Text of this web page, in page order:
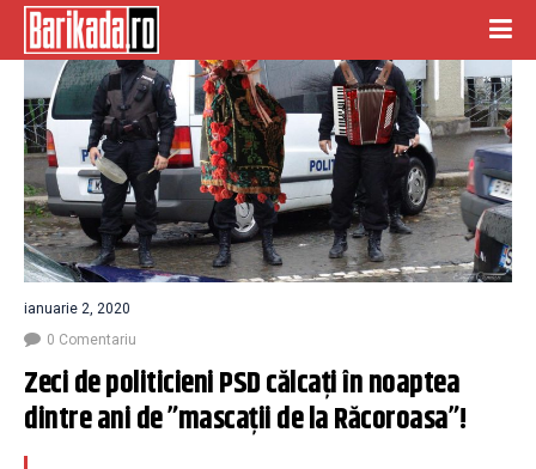
ianuarie 2, 2020
0 Comentariu
Zeci de politicieni PSD călcați în noaptea
dintre ani de ”mascații de la Răcoroasa”!